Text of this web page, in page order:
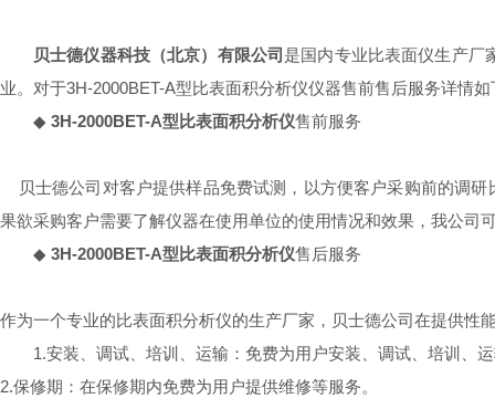
贝士德仪器科技（北京）有限公司 是国内专业比表面仪生产厂
业。对于3H-2000BET-A型比表面积分析仪仪器售前售后服务详情如
◆ 3H-2000BET-A型比表面积分析仪售前服务
贝士德公司对客户提供样品免费试测，以方便客户采购前的调
果欲采购客户需要了解仪器在使用单位的使用情况和效果，我公司
◆ 3H-2000BET-A型比表面积分析仪售后服务
作为一个专业的比表面积分析仪的生产厂家，贝士德公司在提供
1.安装、调试、培训、运输：免费为用户安装、调试、培训、
2.保修期：在保修期内免费为用户提供维修等服务。